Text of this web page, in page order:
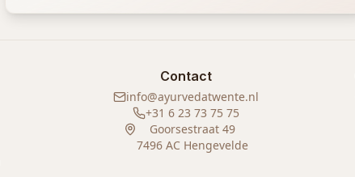
Contact
info@ayurvedatwente.nl
+31 6 23 73 75 75
Goorsestraat 49
7496 AC Hengevelde